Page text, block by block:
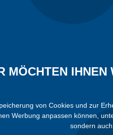
MÖCHTEN
von Cookies und zur
Werbung anpassen können,
sondern